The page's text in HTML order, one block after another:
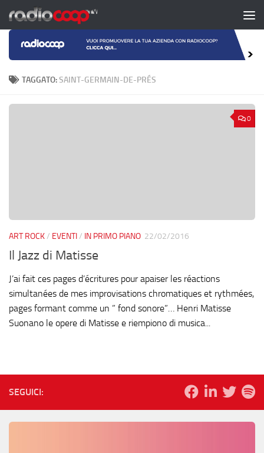
Salta al contenuto
TAGGATO:SAINT-GERMAIN-DE-PRÉS
0
ART ROCK/ EVENTI/ IN PRIMO PIANO 22/02/2016
Il Jazz di Matisse
J’ai fait ces pages d’écritures pour apaiser les réactions
simultanées de mes improvisations chromatiques et rythmées,
pages formant comme un ” fond sonore”… Henri Matisse
Suonano le opere di Matisse e riempiono di musica...
SEGUICI: